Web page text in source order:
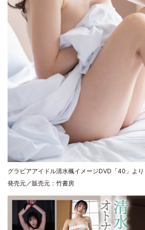
グラビアアイドル清水楓イメージDVD「40」より
発売元／販売元：竹書房